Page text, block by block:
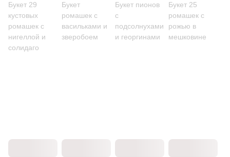
Букет 29
кустовых
ромашек с
нигеллой и
солидаго
Букет
ромашек с
васильками и
зверобоем
Букет пионов
с
подсолнухами
и георгинами
Букет 25
ромашек с
рожью в
мешковине